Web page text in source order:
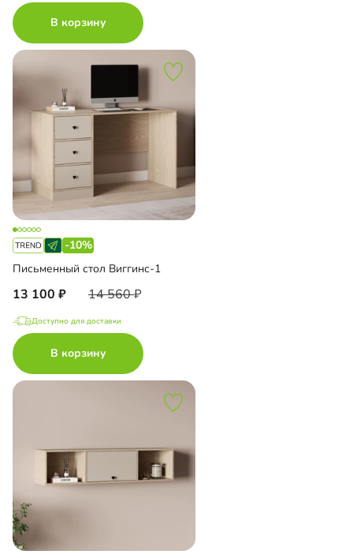
В корзину
-10%
Письменный стол Виггинс-1
13 100 14 560
Доступно для доставки
В корзину